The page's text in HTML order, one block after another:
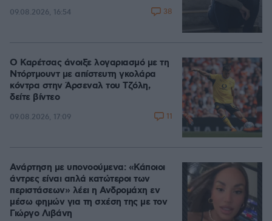
09.08.2026, 16:54 38
Ο Καρέτσας άνοιξε λογαριασμό με τη
Ντόρτμουντ με απίστευτη γκολάρα
κόντρα στην Άρσεναλ του Τζόλη,
δείτε βίντεο
09.08.2026, 17:09 11
Ανάρτηση με υπονοούμενα: «Κάποιοι
άντρες είναι απλά κατώτεροι των
περιστάσεων» λέει η Ανδρομάχη εν
μέσω φημών για τη σχέση της με τον
Γιώργο Λιβάνη